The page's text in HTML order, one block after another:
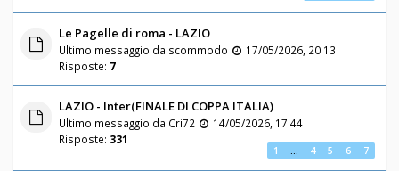
Le Pagelle di roma - LAZIO
Ultimo messaggio da scommodo
17/05/2026, 20:13
Risposte: 7
LAZIO - Inter(FINALE DI COPPA ITALIA)
Ultimo messaggio da Cri72
14/05/2026, 17:44
Risposte: 331
1 … 4 5 6 7